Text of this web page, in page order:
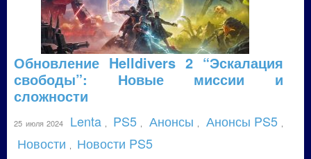
Обновление Helldivers 2 “Эскалация
свободы”: Новые миссии и
сложности
25 июля 2024 Lenta PS5 Анонсы Анонсы PS5
Новости Новости PS5